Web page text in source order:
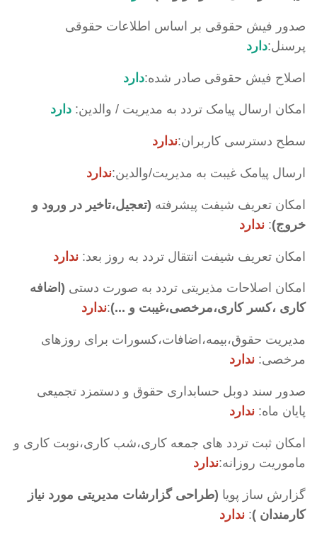
صدور فیش حقوقی بر اساس اطلاعات حقوقی
پرسنل:دارد
اصلاح فیش حقوقی صادر شده:دارد
امکان ارسال پیامک تردد به مدیریت / والدین: دارد
سطح دسترسی کاربران:ندارد
ارسال پیامک غیبت به مدیریت/والدین:ندارد
امکان تعریف شیفت پیشرفته (تعجیل،تاخیر در ورود و
خروج): ندارد
امکان تعریف شیفت انتقال تردد به روز بعد: ندارد
امکان اصلاحات مذیریتی تردد به صورت دستی (اضافه
کاری ،کسر کاری،مرخصی،غیبت و ...):ندارد
مدیریت حقوق،بیمه،اضافات،کسورات برای روزهای
مرخصی: ندارد
صدور سند دوبل حسابداری حقوق و دستمزد تجمیعی
پایان ماه: ندارد
امکان ثبت تردد های جمعه کاری،شب کاری،نوبت کاری و
ماموریت روزانه:ندارد
گزارش ساز پویا (طراحی گزارشات مدیریتی مورد نیاز
کارمندان ): ندارد